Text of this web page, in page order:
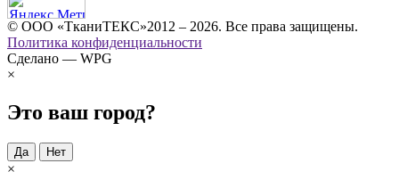
© ООО «ТканиТЕКС»2012 – 2026. Все права защищены.
Политика конфиденциальности
Сделано — WPG
×
Это ваш город?
Да Нет
×